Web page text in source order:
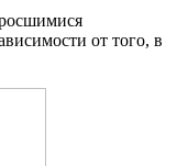
от того, в